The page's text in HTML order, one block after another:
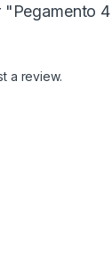
"Pegamento
a review.